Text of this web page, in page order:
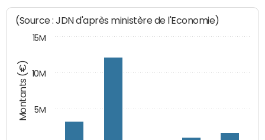
Montants (€)
(Source : JDN d'après ministère de l'Economie)
5M
10M
15M